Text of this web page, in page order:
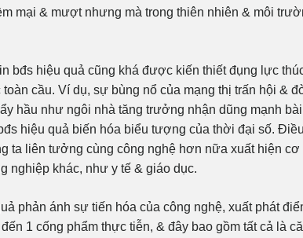
mại & mượt nhưng mà trong thiên nhiên & môi
bđs hiệu quả cũng khá được kiến thiết đụng lực
cầu. Ví dụ, sự bùng nổ của mạng thị trấn hội &
hầu như ngôi nhà tăng trưởng nhận dũng mạnh bài
hiệu quả biến hóa biểu tượng của thời đại số. Điều
ta liên tưởng cùng công nghệ hơn nữa xuất hiện cơ
nghiệp khác, như y tế & giáo dục.
phản ánh sự tiến hóa của công nghệ, xuất phát
1 cống phẩm thực tiễn, & đây bao gồm tất cả là